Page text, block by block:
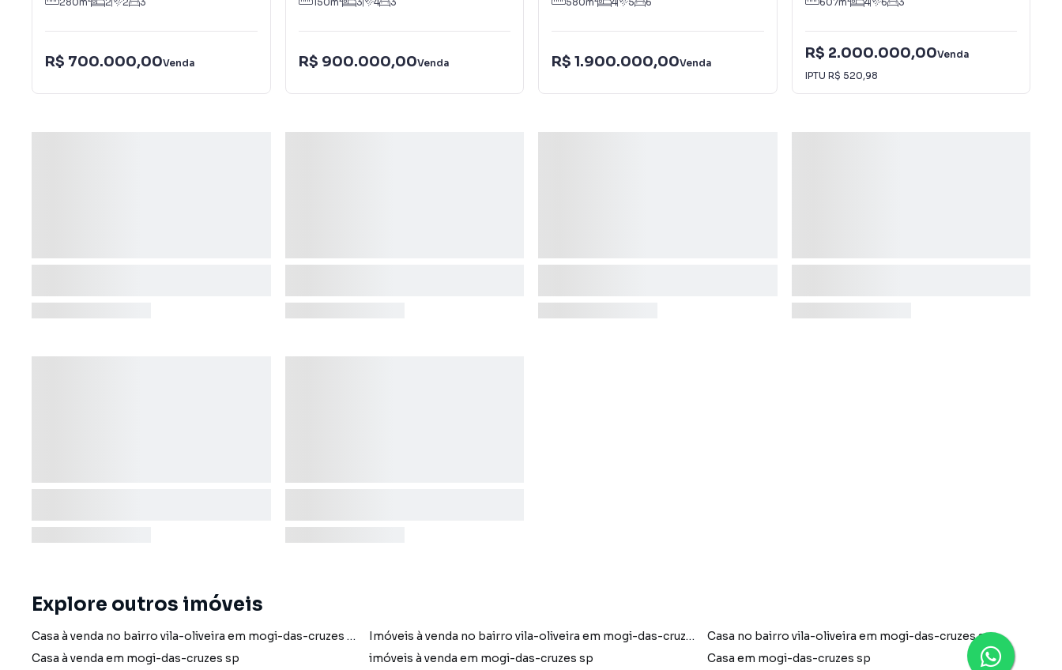
R$ 700.000,00Venda R$ 900.000,00Venda R$ 1.900.000,00Venda
R$ 2.000.000,00Venda
IPTU R$ 520,98
Explore outros imóveis
Casa à venda no bairro vila-oliveira em mogi-das-cruzes sp com 3 vagas Imóveis à venda no bairro vila-oliveira em mogi-das-cruzes sp
Casa no bairro vila-oliveira em mogi-das-cruzes sp
Casa à venda em mogi-das-cruzes sp
imóveis à venda em mogi-das-cruzes sp Casa em mogi-das-cruzes sp